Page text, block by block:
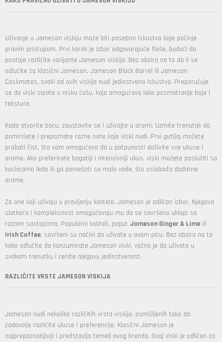
Uživanje u Jameson viskiju može biti posebno iskustvo koje počinje
pravim pristupom. Prvi korak je izbor odgovarajuće flaše, budući da
postoje različite varijante Jameson viskija. Bez obzira na to da li se
odlučite za klasični Jameson, Jameson Black Barrel ili Jameson
Caskmates, svaki od ovih viskija nudi jedinstveno iskustvo. Preporučuje
se da viski sipate u nisku čašu, koja omogućava lako posmatranje boje i
teksture.
Kada otvorite bocu, zaustavite se i uživajte u aromi. Uzmite trenutak da
pomirišete i prepoznate razne note koje viski nudi. Prvi gutljaj možete
probati čist, što vam omogućava da u potpunosti doživite sve ukuse i
arome. Ako preferirate bogatiji i intenzivniji ukus, viski možete poslužiti sa
kockicama leda ili ga pomešati sa malo vode, što oslobađa dodatne
arome.
Za one koji uživaju u pravljenju koktela, Jameson je odličan izbor. Njegova
slatkoća i kompleksnost omogućavaju mu da se savršeno uklopi sa
raznim sastojcima. Popularni kokteli, poput Jameson Ginger & Lime ili
Irish Coffee, savršeni su načini da uživate u ovom piću. Bez obzira na to
kako odlučite da konzumirate Jameson viski, važno je da uživate u
svakom trenutku i cenite njegovu jedinstvenost.
RAZLIČITE VRSTE JAMESON VISKIJA
Jameson nudi nekoliko različitih vrsta viskija, osmišljenih tako da
zadovolje različite ukuse i preferencije. Klasični Jameson je
najprepoznatljiviji i predstavlja temelj ovog brenda. Ovaj viski je odličan za